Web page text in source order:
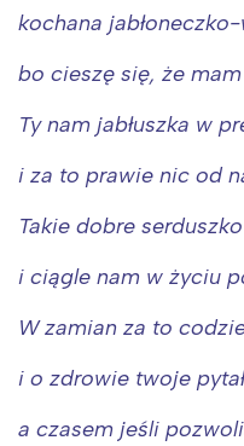
kochana
bo cieszę się, że
Ty nam jabłuszka w
i za to prawie nic od
Takie dobre
i ciągle nam w życiu
W zamian za to
i o zdrowie twoje
a czasem jeśli